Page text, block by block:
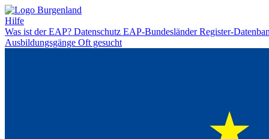
Hilfe
Was ist der EAP? Datenschutz EAP-BundesländerRegister-
Ausbildungsgänge Oft gesucht